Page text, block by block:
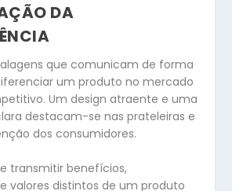
DA
que comunicam de forma
um produto no mercado
Um design atraente e uma
destacam-se nas prateleiras e
dos consumidores.
transmitir benefícios,
valores distintos de um produto